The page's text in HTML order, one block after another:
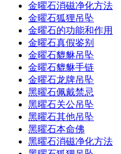
金曜石消磁净化方法
金曜石狐狸吊坠
金曜石的功能和作用
金曜石真假鉴别
金曜石貔貅吊坠
金曜石貔貅手链
金曜石龙牌吊坠
黑曜石佩戴禁忌
黑曜石关公吊坠
黑曜石其他吊坠
黑曜石本命佛
黑曜石消磁净化方法